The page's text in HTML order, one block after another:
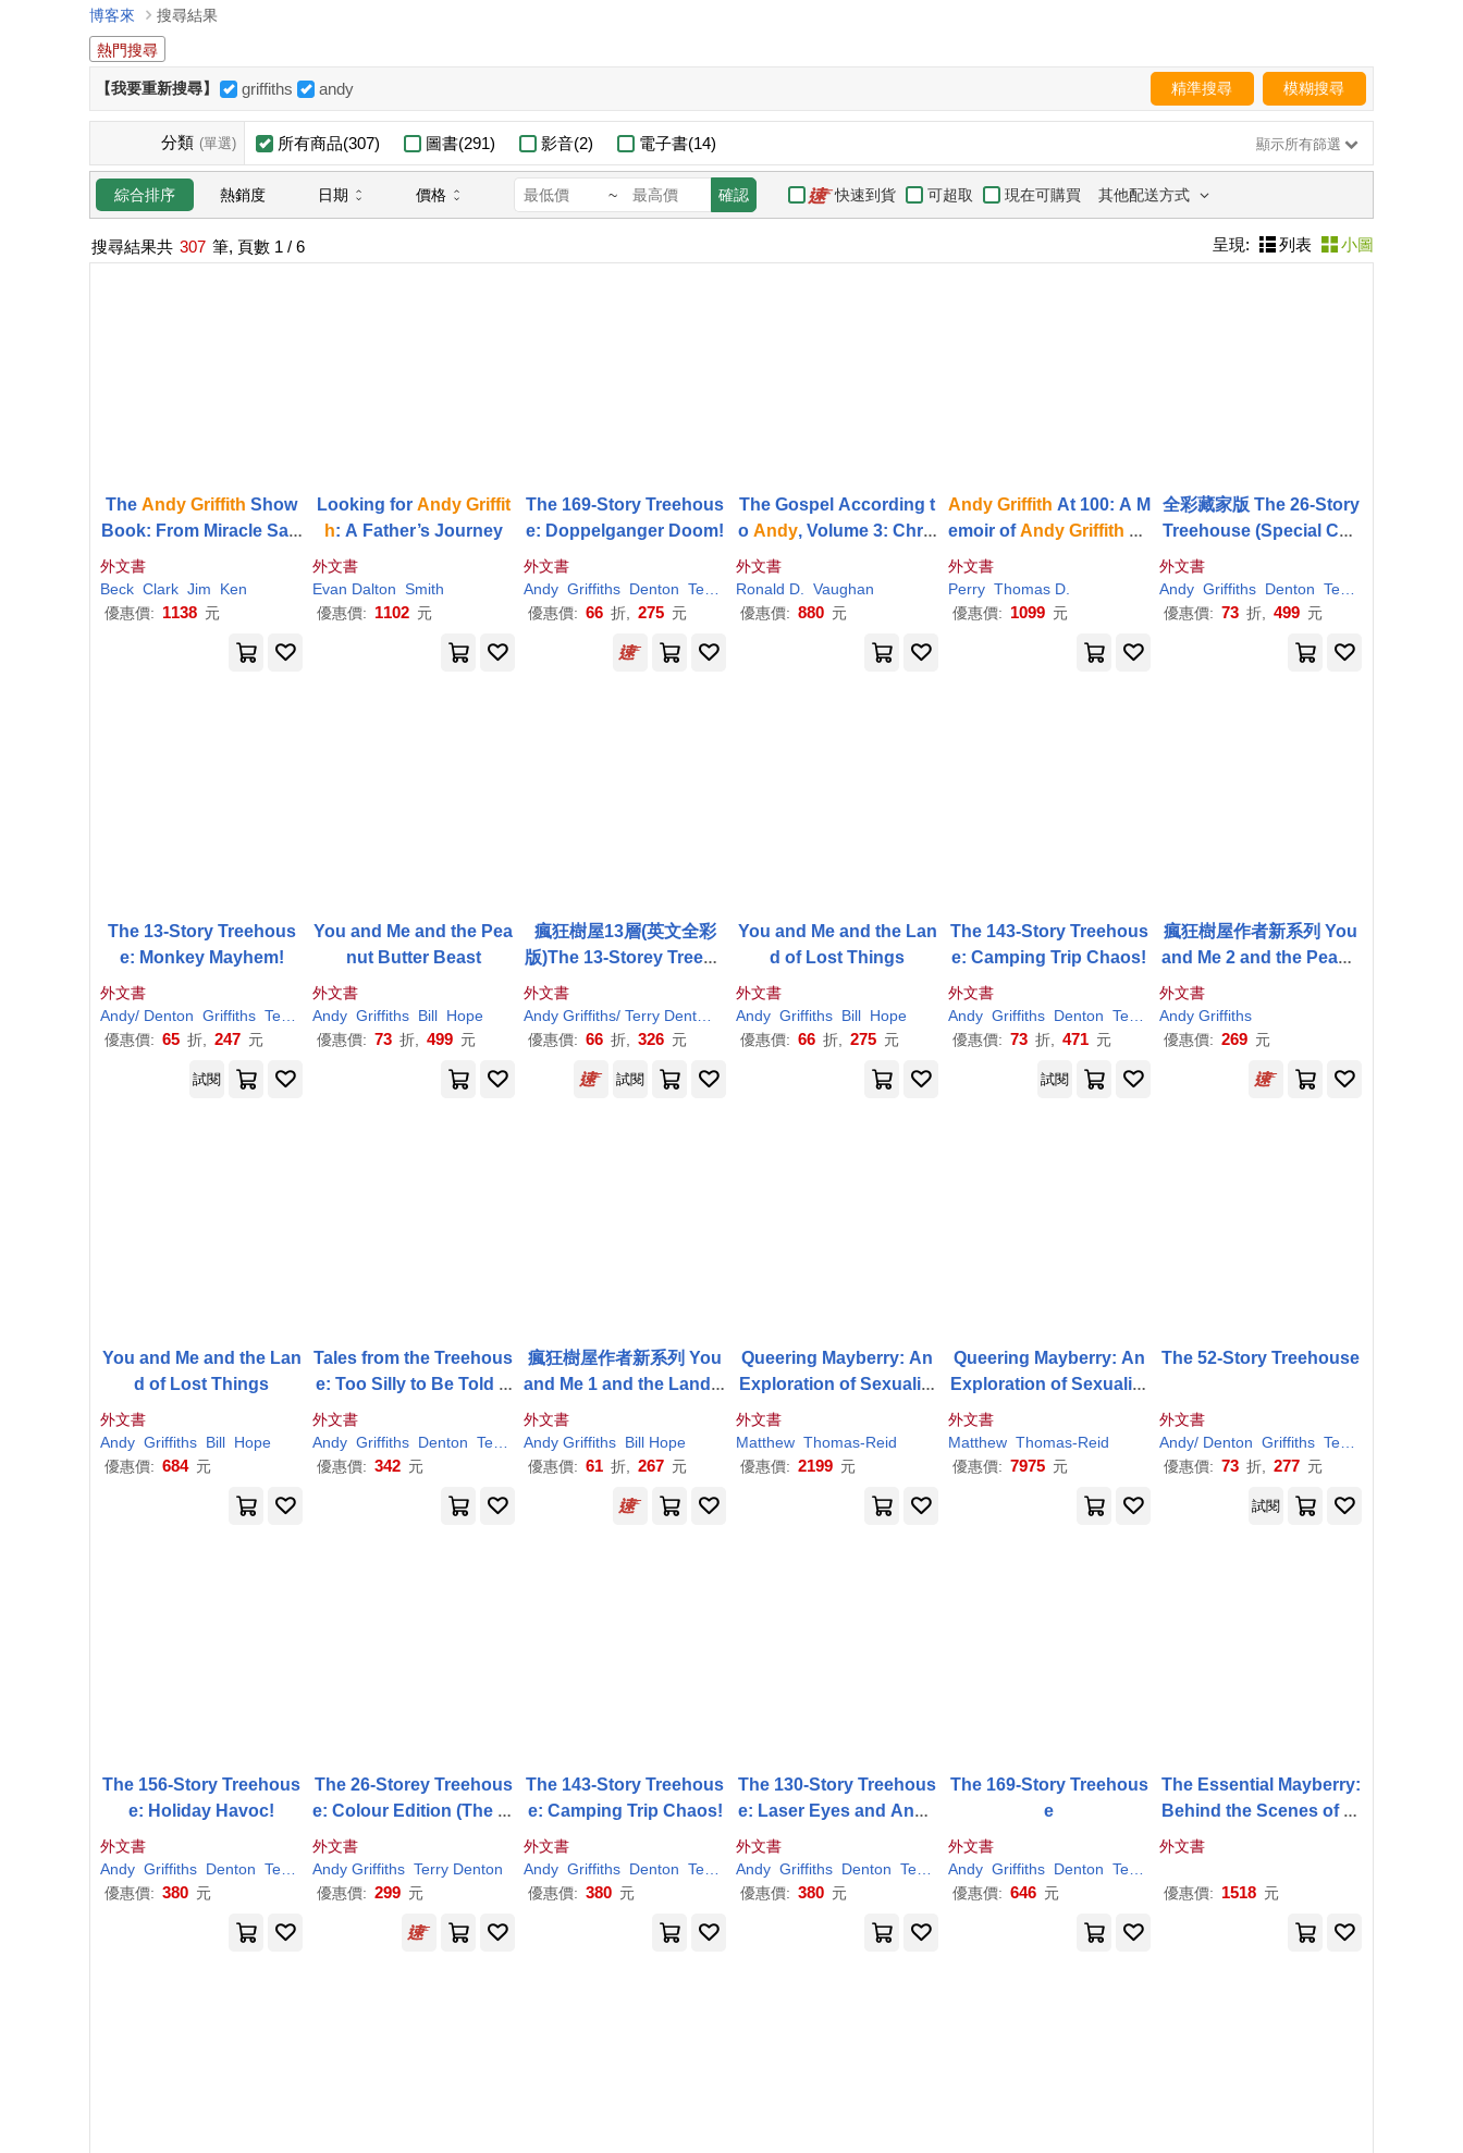
博客來
搜尋結果
熱門搜尋
【我要重新搜尋】 griffiths andy 精準搜尋 模糊搜尋
分類 (單選) 所有商品(307) 圖書(291) 影音(2) 電子書(14) 顯示所有篩選
綜合排序 熱銷度 日期 價格 ~ 確認 快速到貨 可超取 現在可購買 其他配送方式
搜尋結果共 307 筆, 頁數 1 / 6 呈現: 列表 小圖
The Andy Griffith Show
Book: From Miracle Salv
e to Kerosene Cucumbe
rs: The Complete Guide
to One of Television’s
外文書
Beck Clark Jim
Ken
優惠價: 1138 元
Looking for Andy Griffit
h: A Father’s Journey
外文書
Evan Dalton Smith
優惠價: 1102 元
The 169-Story Treehous
e: Doppelganger Doom!
外文書
Andy Griffiths Denton Terry
優惠價: 66 折, 275 元
The Gospel According t
o Andy, Volume 3: Chris
tian Life Lessons from E
very Episode of Season
4 of TheAndy
外文書
Ronald D.
Vaughan
優惠價: 880 元
Andy Griffith At 100: A M
emoir ofAndy Griffith an
d Mount Airy North Caro
lina
外文書
Perry Thomas D.
優惠價: 1099 元
全彩藏家版 The 26-Story
Treehouse (Special Coll
ector’s Edition): Pirate P
roblems!
外文書
Andy Griffiths Denton Terry
優惠價: 73 折, 499 元
The 13-Story Treehous
e: Monkey Mayhem!
外文書
Andy/ Denton Griffiths Terry (ILT)
優惠價: 65 折, 247 元
You and Me and the Pea
nut Butter Beast
外文書
Andy Griffiths Bill Hope
優惠價: 73 折, 499 元
瘋狂樹屋13層(英文全彩
版)The 13-Storey Treeho
use: Colour Edition
外文書
Andy Griffiths/ Terry Denton (ILT)
優惠價: 66 折, 326 元
You and Me and the Lan
d of Lost Things
外文書
Andy Griffiths Bill Hope
優惠價: 66 折, 275 元
The 143-Story Treehous
e: Camping Trip Chaos!
外文書
Andy Griffiths Denton Terry
優惠價: 73 折, 471 元
瘋狂樹屋作者新系列 You
and Me 2 and the Peanu
t-Butter Beast: a hilariou
s, bonkers story from th
e bestselling author of t
ou and Me, 2)
外文書
Andy Griffiths
優惠價: 269 元
試閱 試閱 試閱
You and Me and the Lan
d of Lost Things
外文書
Andy Griffiths Bill Hope
優惠價: 684 元
Tales from the Treehous
e: Too Silly to Be Told . .
外文書
Andy Griffiths Denton Terry
優惠價: 342 元
瘋狂樹屋作者新系列 You
and Me 1 and the Land o
f Lost Things: a hilariou
s adventure from the int
ernationally bestselling
series!
外文書
Andy Griffiths Bill Hope
優惠價: 61 折, 267 元
Queering Mayberry: An
Exploration of Sexuality
and Gender in the
GriffithShow
外文書
Matthew Thomas-Reid
優惠價: 2199 元
Queering Mayberry: An
Exploration of Sexuality
and Gender in the
GriffithShow
外文書
Matthew Thomas-Reid
優惠價: 7975 元
The 52-Story Treehouse
外文書
Andy/ Denton Griffiths Terry (ILT)
優惠價: 73 折, 277 元
試閱
The 156-Story Treehous
e: Holiday Havoc!
外文書
Andy Griffiths Denton Terry
優惠價: 380 元
The 26-Storey Treehous
e: Colour Edition (The Tr
eehouse Series, 2)
外文書
Andy Griffiths Terry Denton
優惠價: 299 元
The 143-Story Treehous
e: Camping Trip Chaos!
外文書
Andy Griffiths Denton Terry
優惠價: 380 元
The 130-Story Treehous
e: Laser Eyes and Anno
外文書
Andy Griffiths Denton Terry
優惠價: 380 元
The 169-Story Treehous
e
外文書
Andy Griffiths Denton Terry
優惠價: 646 元
The Essential Mayberry:
Behind the Scenes of th
e Andy
外文書
優惠價: 1518 元